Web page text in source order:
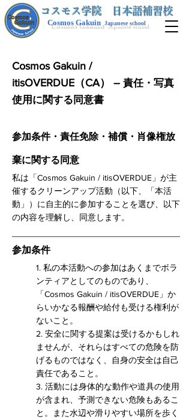
​コスモス学院 日本語補習校
Cosmos Gakuin Japanese school
Cosmos Gakuin /
itisOVERDUE（CA） – 責任・写真
使用に関する同意書
参加条件・責任免除・補償・肖像権放
棄に関する同意
私は「Cosmos Gakuin / itisOVERDUE」が主
催するクリーンアップ活動（以下、「本活
動」）に自主的に参加することを選び、以下
の内容を理解し、同意します。
参加条件
1. 私の本活動への参加はあくまでボラ
ンティアとしてのものであり、
「Cosmos Gakuin / itisOVERDUE」か
らいかなる報酬や給付も受ける権利が
ないこと。
2. 安全に関する提案は受けるかもしれ
ませんが、それらはすべての危険を防
げるものではなく、自身の安全は自己
責任であること。
3. 活動には身体的な動作や道具の使用
が含まれ、予測できない危険もあるこ
と。また水辺や滑りやすい場所を歩く